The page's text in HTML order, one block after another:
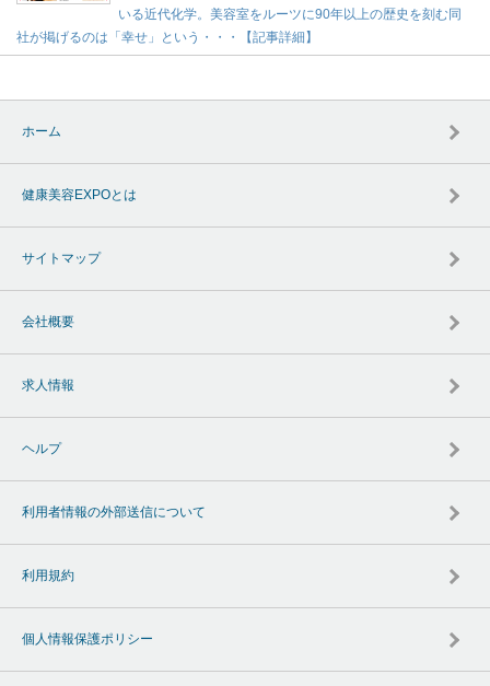
いる近代化学。美容室をルーツに90年以上の歴史を刻む同
社が掲げるのは「幸せ」という・・・【記事詳細】
ホーム
健康美容EXPOとは
サイトマップ
会社概要
求人情報
ヘルプ
利用者情報の外部送信について
利用規約
個人情報保護ポリシー